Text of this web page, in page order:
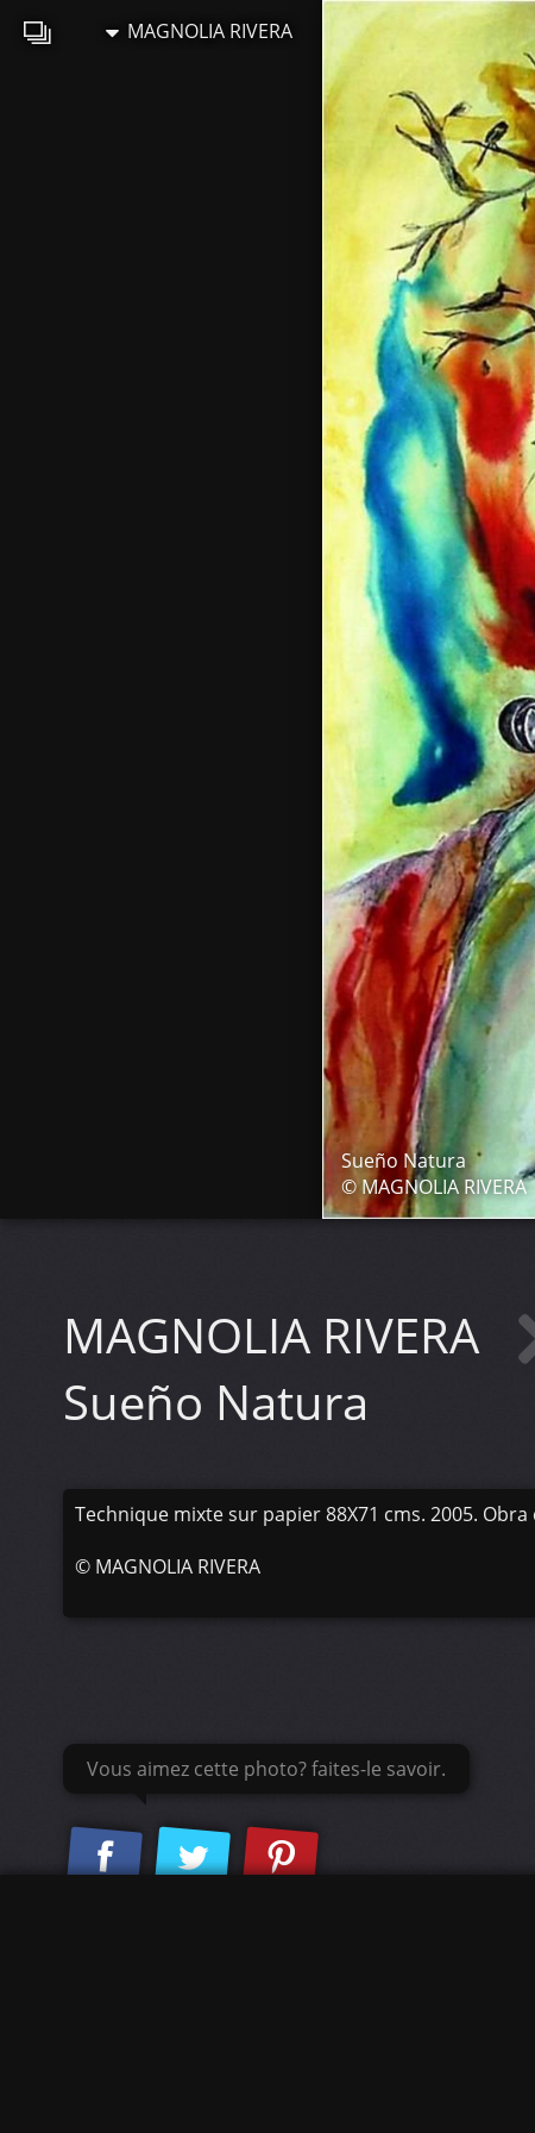
MAGNOLIA RIVERA
Sueño Natura
© MAGNOLIA RIVERA
MAGNOLIA RIVERA
Sueño Natura
Technique mixte sur papier 88X71 cms. 2005.
© MAGNOLIA RIVERA
Vous aimez cette photo? faites-le savoir.